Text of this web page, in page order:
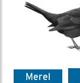
Merel